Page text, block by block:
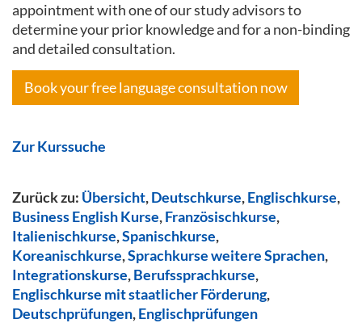
appointment with one of our study advisors to
determine your prior knowledge and for a non-binding
and detailed consultation.
Book your free language consultation now
Zur Kurssuche
Zurück zu: Übersicht,Deutschkurse,Englischkurse,
Business English Kurse,Französischkurse,
Italienischkurse,Spanischkurse,
Koreanischkurse,Sprachkurse weitere Sprachen,
Integrationskurse,Berufssprachkurse,
Englischkurse mit staatlicher Förderung,
Deutschprüfungen,Englischprüfungen